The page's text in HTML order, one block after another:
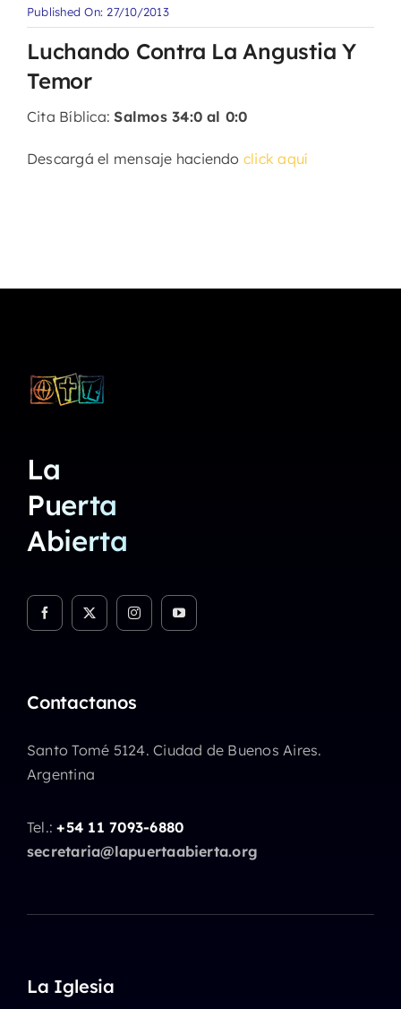
Published On: 27/10/2013
Luchando Contra La Angustia Y
Temor
Cita Bíblica:Salmos 34:0 al 0:0
Descargá el mensaje haciendo click aquí
La
Puerta
Abierta
Contactanos
Santo Tomé 5124. Ciudad de Buenos Aires.
Argentina
Tel.:+54 11 7093-6880
secretaria@lapuertaabierta.org
La Iglesia